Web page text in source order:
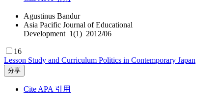
Agustinus Bandur
Asia Pacific Journal of Educational
Development 1(1) 2012/06
16
Lesson Study and Curriculum Politics in Contemporary Japan
分享
Cite APA 引用